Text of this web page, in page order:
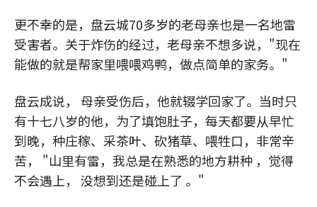
更不幸的是，盘云城70多岁的老母亲也是一名地雷
受害者。关于炸伤的经过，老母亲不想多说，"现在
能做的就是帮家里喂喂鸡鸭，做点简单的家务。"
盘云成说， 母亲受伤后，他就辍学回家了。当时只
有十七八岁的他，为了填饱肚子，每天都要从早忙
到晚，种庄稼、采茶叶、砍猪草、喂牲口，非常辛
苦， "山里有雷，我总是在熟悉的地方耕种 ，觉得
不会遇上， 没想到还是碰上了 。"